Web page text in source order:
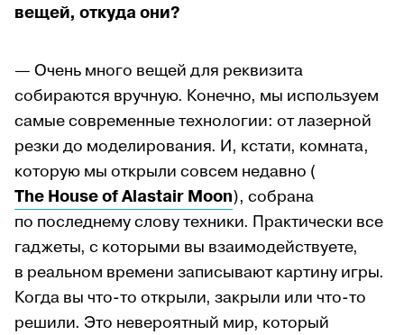
вещей, откуда они?
— Очень много вещей для реквизита
собираются вручную. Конечно, мы используем
самые современные технологии: от лазерной
резки до моделирования. И, кстати, комната,
которую мы открыли совсем недавно (
The House of Alastair Moon), собрана
по последнему слову техники. Практически все
гаджеты, с которыми вы взаимодействуете,
в реальном времени записывают картину игры.
Когда вы что-то открыли, закрыли или что-то
решили. Это невероятный мир, который